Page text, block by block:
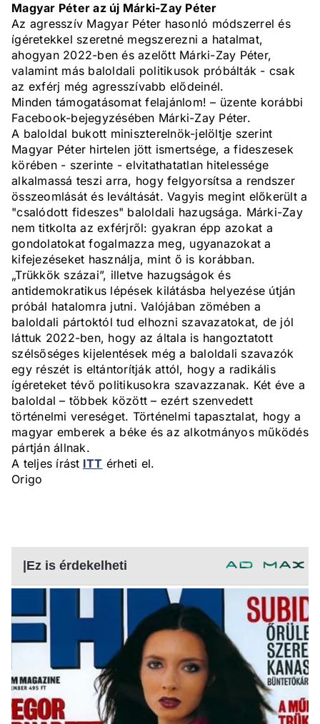
Magyar Péter az új Márki-Zay Péter
Az agresszív Magyar Péter hasonló módszerrel és
ígéretekkel szeretné megszerezni a hatalmat,
ahogyan 2022-ben és azelőtt Márki-Zay Péter,
valamint más baloldali politikusok próbálták - csak
az exférj még agresszívabb elődeinél.
Minden támogatásomat felajánlom! – üzente korábbi
Facebook-bejegyzésében Márki-Zay Péter.
A baloldal bukott miniszterelnök-jelöltje szerint
Magyar Péter hirtelen jött ismertsége, a fideszesek
körében - szerinte - elvitathatatlan hitelessége
alkalmassá teszi arra, hogy felgyorsítsa a rendszer
összeomlását és leváltását. Vagyis megint előkerült a
"csalódott fideszes" baloldali hazugsága. Márki-Zay
nem titkolta az exférjről: gyakran épp azokat a
gondolatokat fogalmazza meg, ugyanazokat a
kifejezéseket használja, mint ő is korábban.
„Trükkök százai”, illetve hazugságok és
antidemokratikus lépések kilátásba helyezése útján
próbál hatalomra jutni. Valójában zömében a
baloldali pártoktól tud elhozni szavazatokat, de jól
láttuk 2022-ben, hogy az általa is hangoztatott
szélsőséges kijelentések még a baloldali szavazók
egy részét is eltántorítják attól, hogy a radikális
ígéreteket tévő politikusokra szavazzanak. Két éve a
baloldal – többek között – ezért szenvedett
történelmi vereséget. Történelmi tapasztalat, hogy a
magyar emberek a béke és az alkotmányos működés
pártján állnak.
A teljes írást ITT érheti el.
Origo